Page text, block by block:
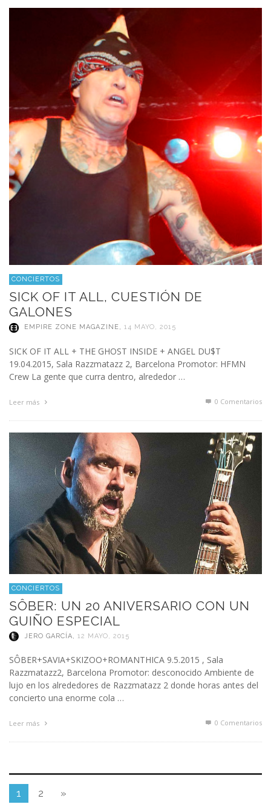
CONCIERTOS
SICK OF IT ALL, CUESTIÓN DE
GALONES
EMPIRE ZONE MAGAZINE, 14 MAYO, 2015
SICK OF IT ALL + THE GHOST INSIDE + ANGEL DU$T
19.04.2015, Sala Razzmatazz 2, Barcelona Promotor: HFMN
Crew La gente que curra dentro, alrededor …
Leer más 0 Comentarios
CONCIERTOS
SÔBER: UN 20 ANIVERSARIO CON UN
GUIÑO ESPECIAL
JERO GARCÍA, 12 MAYO, 2015
SÔBER+SAVIA+SKIZOO+ROMANTHICA 9.5.2015 , Sala
Razzmatazz2, Barcelona Promotor: desconocido Ambiente de
lujo en los alrededores de Razzmatazz 2 donde horas antes del
concierto una enorme cola …
Leer más 0 Comentarios
1 2 »